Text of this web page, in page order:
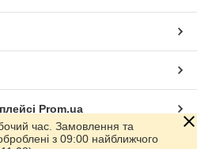
Prom.ua
час. Замовлення та
з 09:00 найближчого